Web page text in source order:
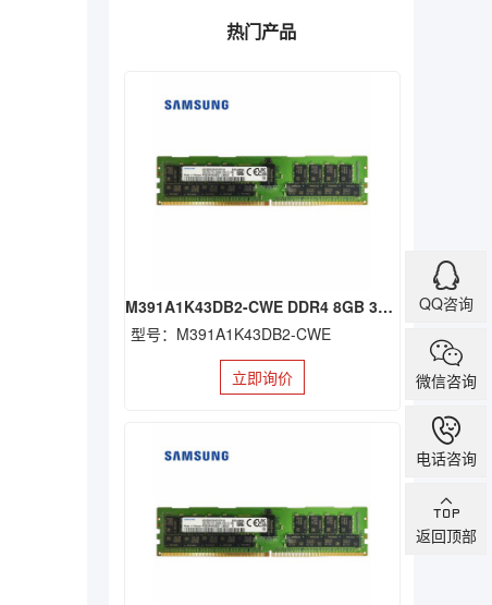
热门产品
M391A1K43DB2-CWE DDR4 8GB 3200 ECC UDIMM
型号：M391A1K43DB2-CWE
立即询价
QQ咨询
微信咨询
电话咨询
返回顶部